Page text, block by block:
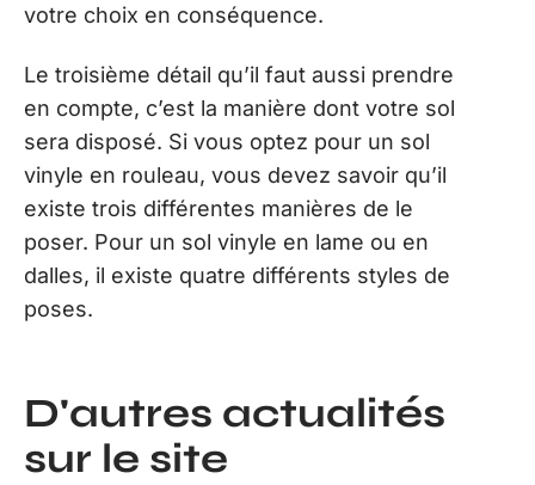
votre choix en conséquence.
Le troisième détail qu’il faut aussi prendre
en compte, c’est la manière dont votre sol
sera disposé. Si vous optez pour un sol
vinyle en rouleau, vous devez savoir qu’il
existe trois différentes manières de le
poser. Pour un sol vinyle en lame ou en
dalles, il existe quatre différents styles de
poses.
D'autres actualités
sur le site